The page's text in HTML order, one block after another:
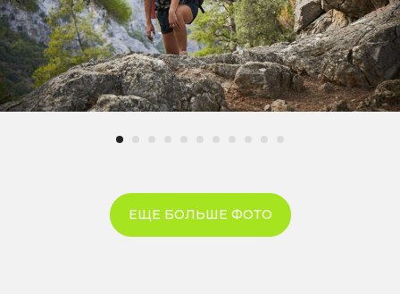
ЕЩЕ БОЛЬШЕ ФОТО